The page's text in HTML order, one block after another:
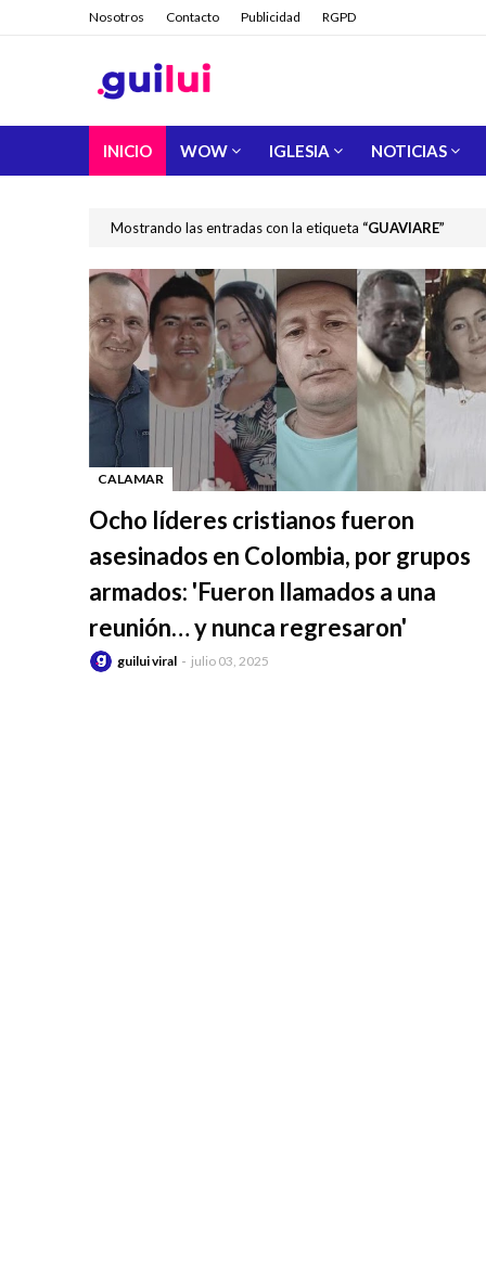
Nosotros Contacto Publicidad RGPD
INICIO WOW IGLESIA NOTICIAS
Mostrando las entradas con la etiqueta GUAVIARE
CALAMAR
Ocho líderes cristianos fueron
asesinados en Colombia, por grupos
armados: 'Fueron llamados a una
reunión… y nunca regresaron'
guilui viral julio 03, 2025